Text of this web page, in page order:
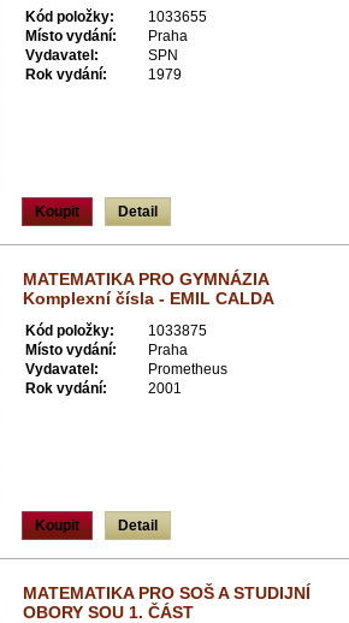
Kód položky:
1033655
Místo vydání:
Praha
Vydavatel:
SPN
Rok vydání:
1979
Koupit Detail
MATEMATIKA PRO GYMNÁZIA
Komplexní čísla - EMIL CALDA
Kód položky:
1033875
Místo vydání:
Praha
Vydavatel:
Prometheus
Rok vydání:
2001
Koupit Detail
MATEMATIKA PRO SOŠ A STUDIJNÍ
OBORY SOU 1. ČÁST